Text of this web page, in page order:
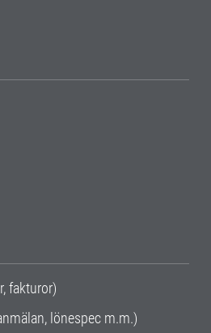
fakturor)
lönespec m.m.)